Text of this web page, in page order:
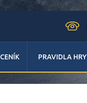
CENÍK PRAVIDLA HRY